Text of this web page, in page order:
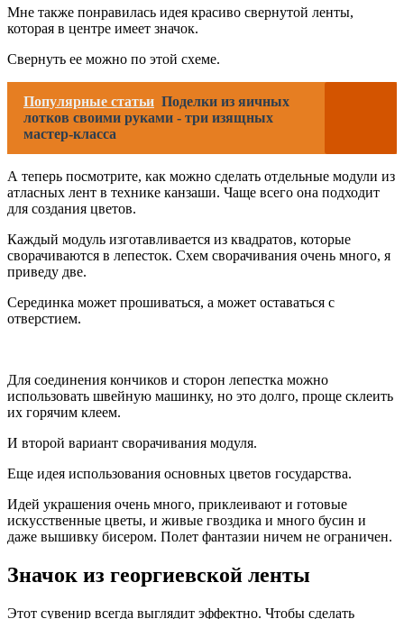
Мне также понравилась идея красиво свернутой ленты,
которая в центре имеет значок.
Свернуть ее можно по этой схеме.
Популярные статьи Поделки из яичных
лотков своими руками - три изящных
мастер-класса
А теперь посмотрите, как можно сделать отдельные модули из
атласных лент в технике канзаши. Чаще всего она подходит
для создания цветов.
Каждый модуль изготавливается из квадратов, которые
сворачиваются в лепесток. Схем сворачивания очень много, я
приведу две.
Серединка может прошиваться, а может оставаться с
отверстием.
Для соединения кончиков и сторон лепестка можно
использовать швейную машинку, но это долго, проще склеить
их горячим клеем.
И второй вариант сворачивания модуля.
Еще идея использования основных цветов государства.
Идей украшения очень много, приклеивают и готовые
искусственные цветы, и живые гвоздика и много бусин и
даже вышивку бисером. Полет фантазии ничем не ограничен.
Значок из георгиевской ленты
Этот сувенир всегда выглядит эффектно. Чтобы сделать